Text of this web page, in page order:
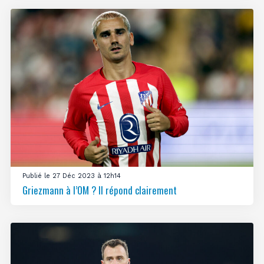
Publié le 27 Déc 2023 à 12h14
Griezmann à l’OM ? Il répond clairement